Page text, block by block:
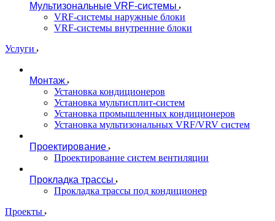
Мультизональные VRF-системы
VRF-системы наружные блоки
VRF-системы внутренние блоки
Услуги
Монтаж
Установка кондиционеров
Установка мультисплит-систем
Установка промышленных кондиционеров
Установка мультизональных VRF/VRV систем
Проектирование
Проектирование систем вентиляции
Прокладка трассы
Прокладка трассы под кондиционер
Проекты